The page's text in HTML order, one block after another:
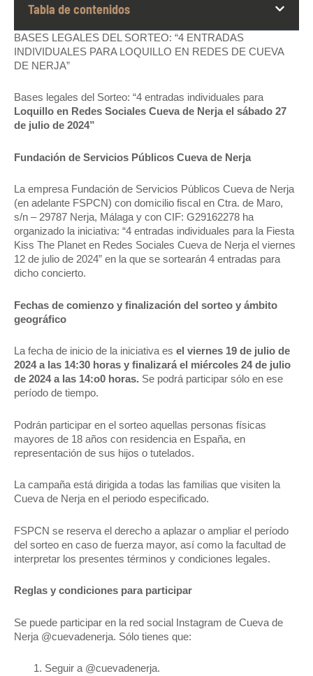
Tabla de contenidos
BASES LEGALES DEL SORTEO: “4 ENTRADAS
INDIVIDUALES PARA LOQUILLO EN REDES DE CUEVA
DE NERJA”
Bases legales del Sorteo: “4 entradas individuales para
Loquillo en Redes Sociales Cueva de Nerja el sábado 27
de julio de 2024”
Fundación de Servicios Públicos Cueva de Nerja
La empresa Fundación de Servicios Públicos Cueva de Nerja
(en adelante FSPCN) con domicilio fiscal en Ctra. de Maro,
s/n – 29787 Nerja, Málaga y con CIF: G29162278 ha
organizado la iniciativa: “4 entradas individuales para la Fiesta
Kiss The Planet en Redes Sociales Cueva de Nerja el viernes
12 de julio de 2024” en la que se sortearán 4 entradas para
dicho concierto.
Fechas de comienzo y finalización del sorteo y ámbito
geográfico
La fecha de inicio de la iniciativa es el viernes 19 de julio de
2024 a las 14:30 horas y finalizará el miércoles 24 de julio
de 2024 a las 14:o0 horas. Se podrá participar sólo en ese
período de tiempo.
Podrán participar en el sorteo aquellas personas físicas
mayores de 18 años con residencia en España, en
representación de sus hijos o tutelados.
La campaña está dirigida a todas las familias que visiten la
Cueva de Nerja en el periodo especificado.
FSPCN se reserva el derecho a aplazar o ampliar el período
del sorteo en caso de fuerza mayor, así como la facultad de
interpretar los presentes términos y condiciones legales.
Reglas y condiciones para participar
Se puede participar en la red social Instagram de Cueva de
Nerja @cuevadenerja. Sólo tienes que:
Seguir a @cuevadenerja.